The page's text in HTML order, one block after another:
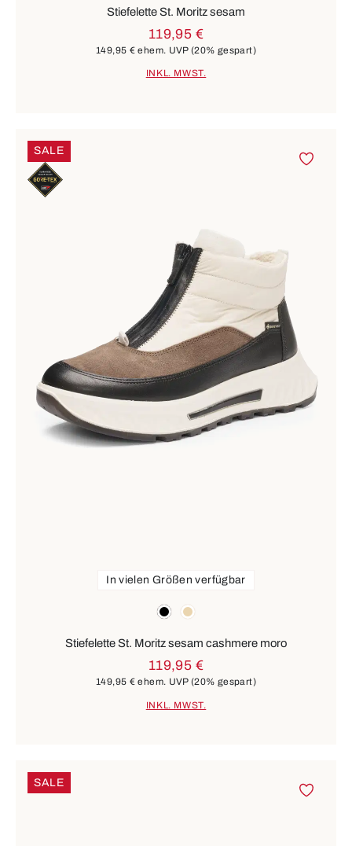
Stiefelette St. Moritz sesam
119,95 €
149,95 € ehem. UVP(20% gespart)
INKL. MWST.
SALE
schwarzbeige
In vielen Größen verfügbar
Stiefelette St. Moritz sesam cashmere moro
119,95 €
149,95 € ehem. UVP(20% gespart)
INKL. MWST.
SALE